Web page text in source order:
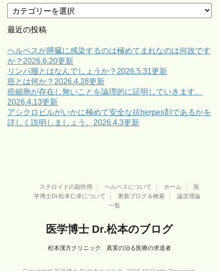
テ
ゴ
ー
最近の投稿
ヘルペスが膵臓に感染するのは極めてまれなのは何故です
か？2026.6.20更新
リンパ腫とはなんでしょうか？2026.5.31更新
癌とは何か？2026.4.28更新
癌細胞が存在し無いことを論理的に証明していきます。
2026.4.13更新
アシクロビルがいかに極めて安全な抗herpes剤であるかを
詳しく説明しましょう。2026.4.3更新
ステロイドの副作用 ヘルペスについて ホーム
医
学博士Dr.松本仁幸について
更新ブログ＆検索
論文理論
一覧
医学博士 Dr.松本のブログ
松本漢方クリニック 真実の治る医療の求道者